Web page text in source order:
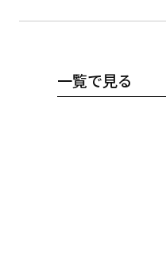
一覧で見る